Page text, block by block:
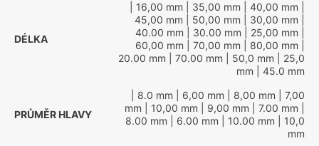
DÉLKA
| 16,00 mm | 35,00 mm | 40,00 mm
45,00 mm | 50,00 mm | 30,00 mm
40.00 mm | 30.00 mm | 25,00 mm
60,00 mm | 70,00 mm | 80,00 mm
20.00 mm | 70.00 mm | 50,0 mm | 25,0
mm | 45.0 mm
PRŮMĚR HLAVY
| 8.0 mm | 6,00 mm | 8,00 mm | 7,00
mm | 10,00 mm | 9,00 mm | 7.00 mm
8.00 mm | 6.00 mm | 10.00 mm | 10,0
mm